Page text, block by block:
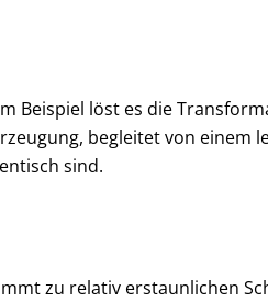
Beispiel löst es die
begleitet von
sind.
zu relativ erstaunlichen